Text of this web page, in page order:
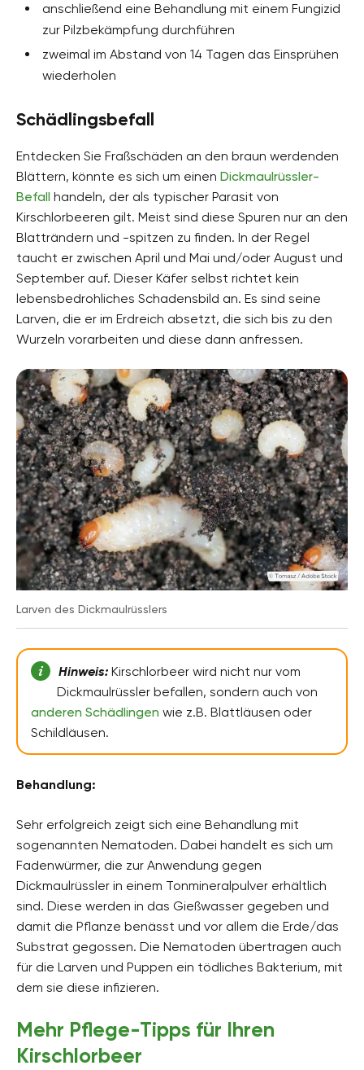
anschließend eine Behandlung mit einem Fungizid
zur Pilzbekämpfung durchführen
zweimal im Abstand von 14 Tagen das Einsprühen
wiederholen
Schädlingsbefall
Entdecken Sie Fraßschäden an den braun werdenden
Blättern, könnte es sich um einen Dickmaulrüssler-
Befall handeln, der als typischer Parasit von
Kirschlorbeeren gilt. Meist sind diese Spuren nur an den
Blatträndern und -spitzen zu finden. In der Regel
taucht er zwischen April und Mai und/oder August und
September auf. Dieser Käfer selbst richtet kein
lebensbedrohliches Schadensbild an. Es sind seine
Larven, die er im Erdreich absetzt, die sich bis zu den
Wurzeln vorarbeiten und diese dann anfressen.
Larven des Dickmaulrüsslers
Hinweis:Kirschlorbeer wird nicht nur vom
Dickmaulrüssler befallen, sondern auch von
anderen Schädlingen wie z.B. Blattläusen oder
Schildläusen.
Behandlung:
Sehr erfolgreich zeigt sich eine Behandlung mit
sogenannten Nematoden. Dabei handelt es sich um
Fadenwürmer, die zur Anwendung gegen
Dickmaulrüssler in einem Tonmineralpulver erhältlich
sind. Diese werden in das Gießwasser gegeben und
damit die Pflanze benässt und vor allem die Erde/das
Substrat gegossen. Die Nematoden übertragen auch
für die Larven und Puppen ein tödliches Bakterium, mit
dem sie diese infizieren.
Mehr Pflege-Tipps für Ihren
Kirschlorbeer